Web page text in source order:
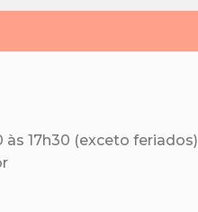
às 17h30 (exceto feriados)